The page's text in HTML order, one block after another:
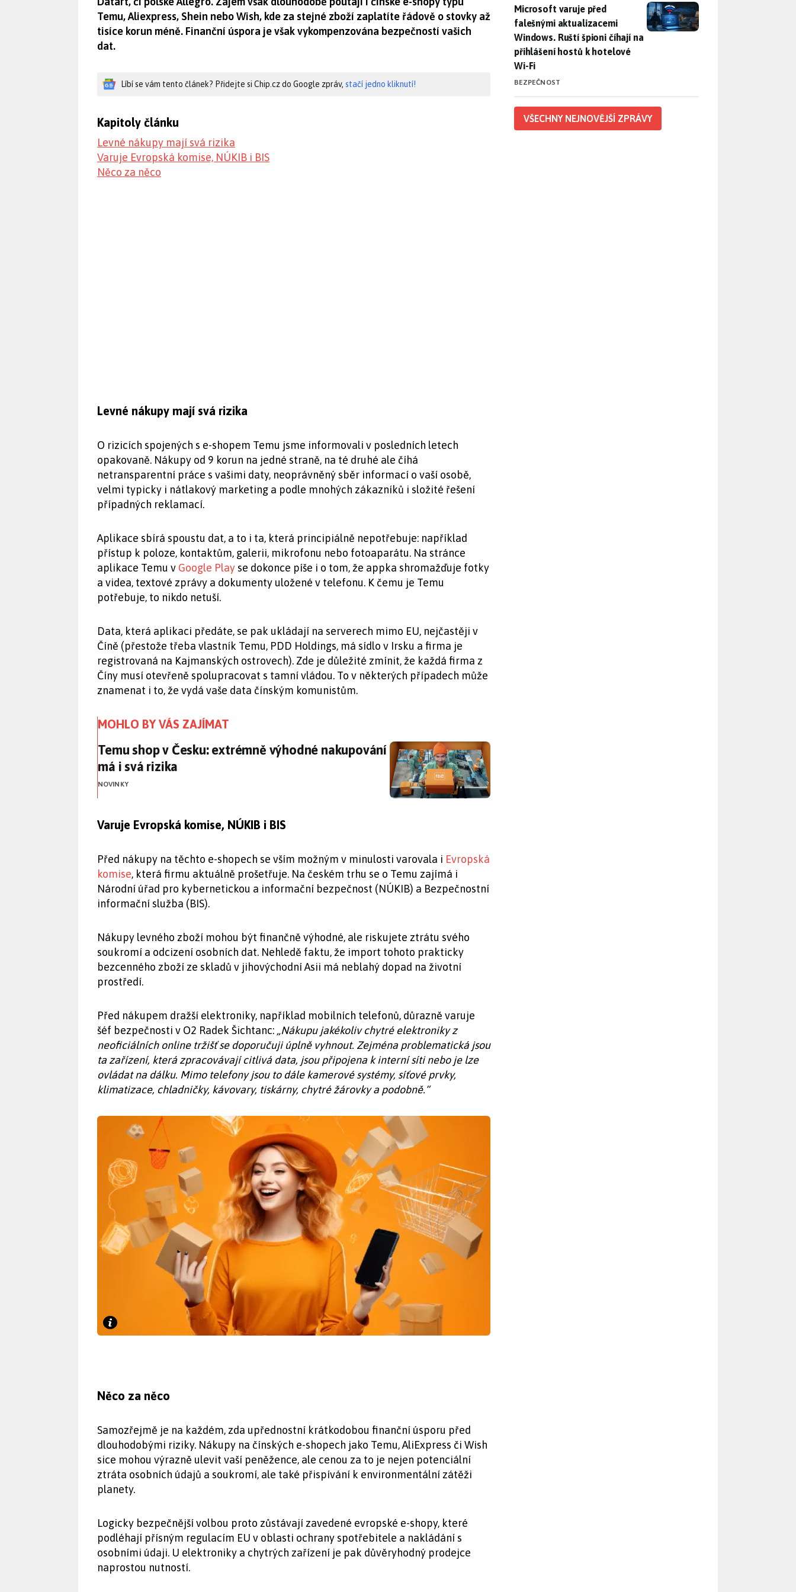
Temu, Aliexpress, Shein nebo Wish, kde za stejné zboží zaplatíte řádově o stovky až
tisíce korun méně. Finanční úspora je však vykompenzována bezpečností vašich
dat.
Líbí se vám tento článek? Přidejte si Chip.cz do Google zpráv, stačí jedno kliknutí!
Kapitoly článku
Levné nákupy mají svá rizika
Varuje Evropská komise, NÚKIB i BIS
Něco za něco
Levné nákupy mají svá rizika
O rizicích spojených s e-shopem Temu jsme informovali v posledních letech
opakovaně. Nákupy od 9 korun na jedné straně, na té druhé ale číhá
netransparentní práce s vašimi daty, neoprávněný sběr informací o vaší osobě,
velmi typicky i nátlakový marketing a podle mnohých zákazníků i složité řešení
případných reklamací.
Aplikace sbírá spoustu dat, a to i ta, která principiálně nepotřebuje: například
přístup k poloze, kontaktům, galerii, mikrofonu nebo fotoaparátu. Na stránce
aplikace Temu v Google Playse dokonce píše i o tom, že appka shromažďuje fotky
a videa, textové zprávy a dokumenty uložené v telefonu. K čemu je Temu
potřebuje, to nikdo netuší.
Data, která aplikaci předáte, se pak ukládají na serverech mimo EU, nejčastěji v
Číně (přestože třeba vlastník Temu, PDD Holdings, má sídlo v Irsku a firma je
registrovaná na Kajmanských ostrovech). Zde je důležité zmínit, že každá firma z
Číny musí otevřeně spolupracovat s tamní vládou. To v některých případech může
znamenat i to, že vydá vaše data čínským komunistům.
MOHLO BY VÁS ZAJÍMAT
Temu shop v Česku: extrémně výhodné nakupování má i svá rizika
Temu shop v Česku: extrémně výhodné nakupování
má i svá rizika
NOVINKY
Varuje Evropská komise, NÚKIB i BIS
Před nákupy na těchto e-shopech se vším možným v minulosti varovala i Evropská
komise, která firmu aktuálně prošetřuje. Na českém trhu se o Temu zajímá i
Národní úřad pro kybernetickou a informační bezpečnost (NÚKIB) a Bezpečnostní
informační služba (BIS).
Nákupy levného zboží mohou být finančně výhodné, ale riskujete ztrátu svého
soukromí a odcizení osobních dat. Nehledě faktu, že import tohoto prakticky
bezcenného zboží ze skladů v jihovýchodní Asii má neblahý dopad na životní
prostředí.
Před nákupem dražší elektroniky, například mobilních telefonů, důrazně varuje
šéf bezpečnosti v O2 Radek Šichtanc: „Nákupu jakékoliv chytré elektroniky z
neoficiálních online tržišť se doporučuji úplně vyhnout. Zejména problematická jsou
ta zařízení, která zpracovávají citlivá data, jsou připojena k interní síti nebo je lze
ovládat na dálku. Mimo telefony jsou to dále kamerové systémy, síťové prvky,
klimatizace, chladničky, kávovary, tiskárny, chytré žárovky a podobně.“
Něco za něco
Samozřejmě je na každém, zda upřednostní krátkodobou finanční úsporu před
dlouhodobými riziky. Nákupy na čínských e-shopech jako Temu, AliExpress či Wish
sice mohou výrazně ulevit vaší peněžence, ale cenou za to je nejen potenciální
ztráta osobních údajů a soukromí, ale také přispívání k environmentální zátěži
planety.
Logicky bezpečnější volbou proto zůstávají zavedené evropské e-shopy, které
podléhají přísným regulacím EU v oblasti ochrany spotřebitele a nakládání s
osobními údaji. U elektroniky a chytrých zařízení je pak důvěryhodný prodejce
naprostou nutností.
Microsoft varuje před falešnými aktualizacemi Windows. Ruští
Microsoft varuje před
falešnými aktualizacemi
Windows. Ruští špioni číhají na
přihlášení hostů k hotelové
Wi-Fi
BEZPEČNOST
VŠECHNY NEJNOVĚJŠÍ ZPRÁVY